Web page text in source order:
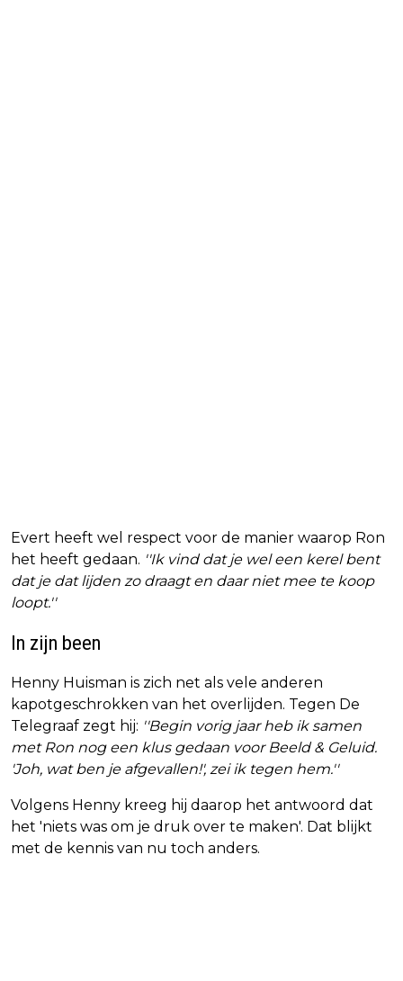
Evert heeft wel respect voor de manier waarop Ron
het heeft gedaan. ''Ik vind dat je wel een kerel bent
dat je dat lijden zo draagt en daar niet mee te koop
loopt.''
In zijn been
Henny Huisman is zich net als vele anderen
kapotgeschrokken van het overlijden. Tegen De
Telegraaf zegt hij: ''Begin vorig jaar heb ik samen
met Ron nog een klus gedaan voor Beeld & Geluid.
'Joh, wat ben je afgevallen!', zei ik tegen hem.''
Volgens Henny kreeg hij daarop het antwoord dat
het 'niets was om je druk over te maken'. Dat blijkt
met de kennis van nu toch anders.